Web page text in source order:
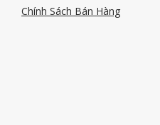
Chính Sách Bán Hàng